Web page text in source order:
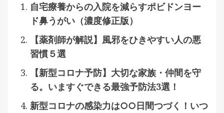
自宅療養からの入院を減らすポビドンヨー
ド鼻うがい（濃度修正版）
【薬剤師が解説】風邪をひきやすい人の悪
習慣５選
【新型コロナ予防】大切な家族・仲間を守
る。いますぐできる最強予防法3選！
新型コロナの感染力は○○日間つづく！いつ